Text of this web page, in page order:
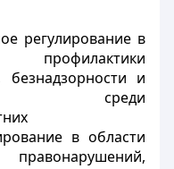
регулирование в
безнадзорности и
среди
в области